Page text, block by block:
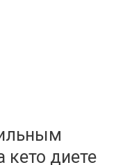
диете